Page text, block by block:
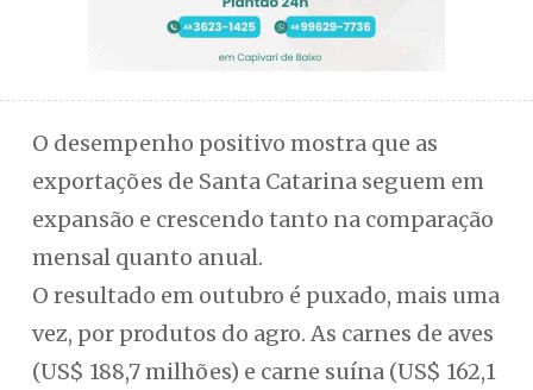
O desempenho positivo mostra que as
exportações de Santa Catarina seguem em
expansão e crescendo tanto na comparação
mensal quanto anual.
O resultado em outubro é puxado, mais uma
vez, por produtos do agro. As carnes de aves
(US$ 188,7 milhões) e carne suína (US$ 162,1